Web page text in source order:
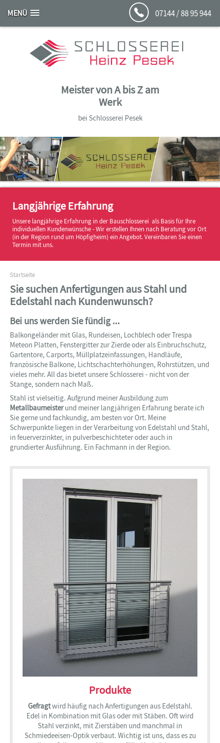
MENÜ
Meister von A bis Z am
Werk
bei Schlosserei Pesek
Langjährige Erfahrung
Unsere langjährige Erfahrung in der Bauschlosserei als Basis für Ihre
individuellen Kundenwünsche - Wir erstellen Ihnen nach Beratung vor Ort
(in der Region rund um Höpfigheim) ein Angebot. Vereinbaren Sie einen
Termin mit uns.
Startseite
Sie suchen Anfertigungen aus Stahl und
Edelstahl nach Kundenwunsch?
Bei uns werden Sie fündig ...
Balkongeländer mit Glas, Rundeisen, Lochblech oder Trespa
Meteon Platten, Fenstergitter zur Zierde oder als Einbruchschutz,
Gartentore, Carports, Müllplatzeinfassungen, Handläufe,
französische Balkone, Lichtschachterhöhungen, Rohrstützen, und
vieles mehr. All das bietet unsere Schlosserei - nicht von der
Stange, sondern nach Maß.
Stahl ist vielseitig. Aufgrund meiner Ausbildung zum
Metallbaumeisterund meiner langjährigen Erfahrung berate ich
Sie gerne und fachkundig, am besten vor Ort. Meine
Schwerpunkte liegen in der Verarbeitung von Edelstahl und Stahl,
in feuerverzinkter, in pulverbeschichteter oder auch in
grundierter Ausführung. Ein Fachmann in der Region.
Produkte
Gefragtwird häufig nach Anfertigungen aus Edelstahl.
Edel in Kombination mit Glas oder mit Stäben. Oft wird
Stahl verzinkt, mit Zierstäben und manchmal in
Schmiedeeisen-Optik verbaut. Wichtig ist uns, dass es zu
07144 / 88 95 944